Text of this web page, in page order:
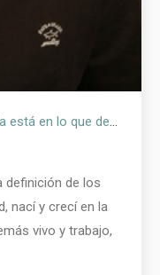
definición de los
nací y crecí en la
vivo y trabajo,